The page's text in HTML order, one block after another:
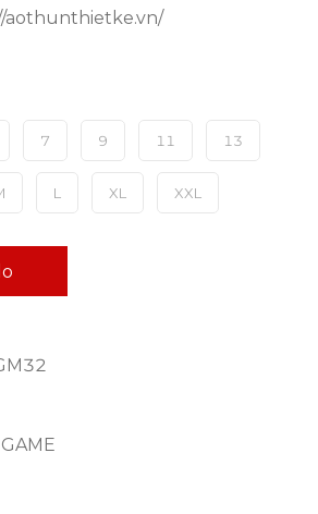
aothunthietke.vn/
7 9 11 13
L XL XXL